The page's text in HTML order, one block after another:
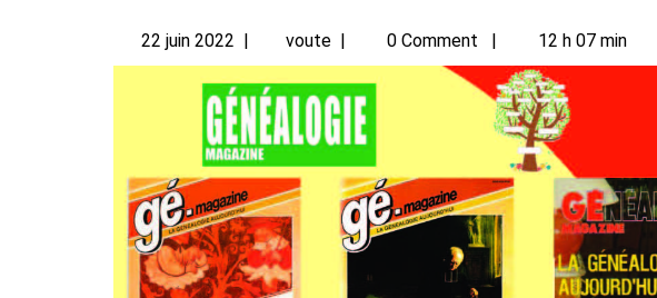
22 juin 2022 | voute | 0 Comment | 12 h 07 min